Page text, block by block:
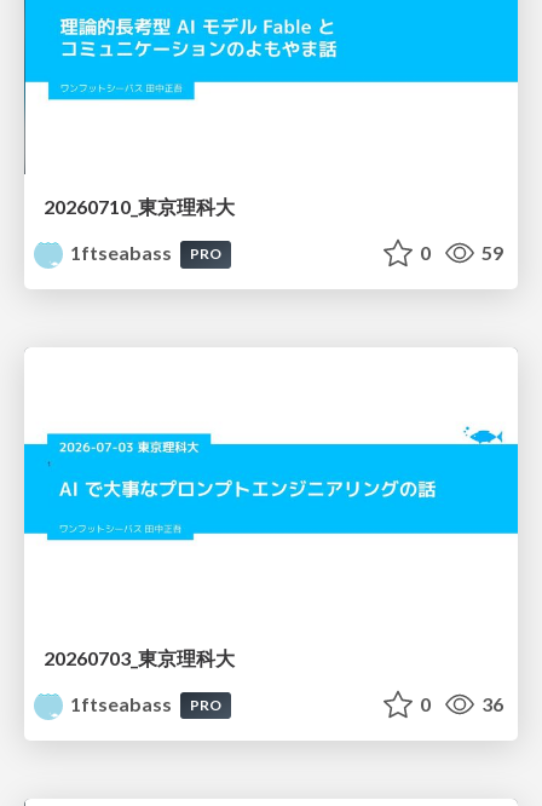
20260710_東京理科大
1ftseabass
PRO 0 59
20260703_東京理科大
1ftseabass
PRO 0 36